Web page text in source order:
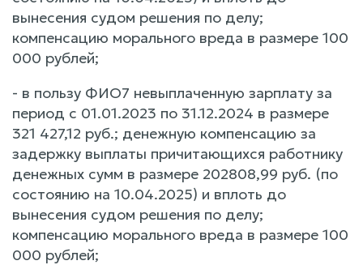
вынесения судом решения по делу;
компенсацию морального вреда в размере 100
000 рублей;
- в пользу ФИО7 невыплаченную зарплату за
период с 01.01.2023 по 31.12.2024 в размере
321 427,12 руб.; денежную компенсацию за
задержку выплаты причитающихся работнику
денежных сумм в размере 202808,99 руб. (по
состоянию на 10.04.2025) и вплоть до
вынесения судом решения по делу;
компенсацию морального вреда в размере 100
000 рублей;